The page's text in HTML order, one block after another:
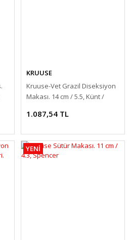
KRUUSE
Kruuse-Vet Grazil Diseksiyon
Makası. 14 cm / 5.5, Künt /
1.087,54 TL
YENİ